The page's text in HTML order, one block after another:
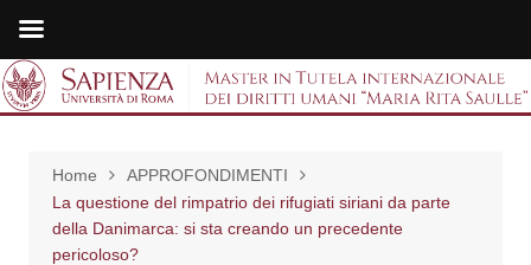
Salta
al
internazionale dei
diritti umani "Maria
Rita Saulle"
Home
APPROFONDIMENTI
La questione del rimpatrio dei rifugiati siriani da parte
della Danimarca: si sta creando un precedente
pericoloso?